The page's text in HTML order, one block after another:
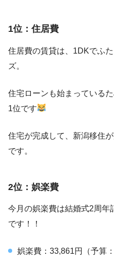
1位：住居費
住居費の賃貸は、1DKでふ
ズ。
住宅ローンも始まっている
1位です
住宅が完成して、新潟移住
です。
2位：娯楽費
今月の娯楽費は結婚式2周年
です！！
娯楽費：33,861円（予算